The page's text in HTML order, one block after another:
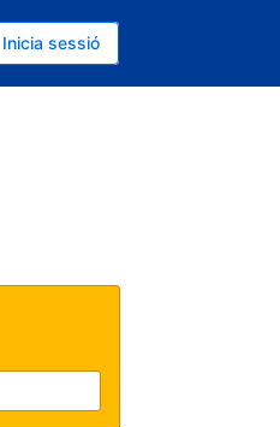
Inicia sessió